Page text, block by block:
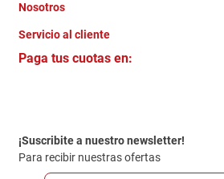
Nosotros
Quienes somos
Trabaja con Nosotros
Servicio al cliente
Crédito Directo
Politica de Privacidad
Políticas y condiciones GiftCard
Paga tus cuotas en:
¡Suscribite a nuestro newsletter!
Para recibir nuestras ofertas